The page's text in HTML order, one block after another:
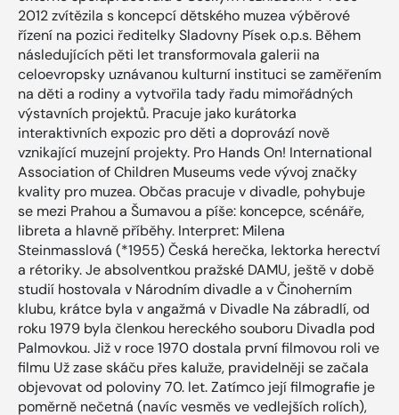
2012 zvítězila s koncepcí dětského muzea výběrové
řízení na pozici ředitelky Sladovny Písek o.p.s. Během
následujících pěti let transformovala galerii na
celoevropsky uznávanou kulturní instituci se zaměřením
na děti a rodiny a vytvořila tady řadu mimořádných
výstavních projektů. Pracuje jako kurátorka
interaktivních expozic pro děti a doprovází nově
vznikající muzejní projekty. Pro Hands On! International
Association of Children Museums vede vývoj značky
kvality pro muzea. Občas pracuje v divadle, pohybuje
se mezi Prahou a Šumavou a píše: koncepce, scénáře,
libreta a hlavně příběhy. Interpret: Milena
Steinmasslová (*1955) Česká herečka, lektorka herectví
a rétoriky. Je absolventkou pražské DAMU, ještě v době
studií hostovala v Národním divadle a v Činoherním
klubu, krátce byla v angažmá v Divadle Na zábradlí, od
roku 1979 byla členkou hereckého souboru Divadla pod
Palmovkou. Již v roce 1970 dostala první filmovou roli ve
filmu Už zase skáču přes kaluže, pravidelněji se začala
objevovat od poloviny 70. let. Zatímco její filmografie je
poměrně nečetná (navíc vesměs ve vedlejších rolích),